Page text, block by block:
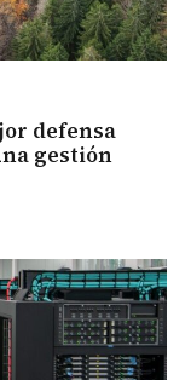
defensa
gestión